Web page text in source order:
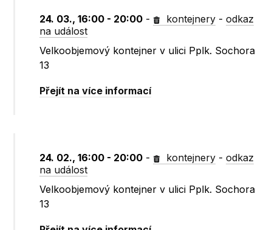
24. 03., 16:00 - 20:00 - kontejnery -odkaz
na událost
Velkoobjemový kontejner v ulici Pplk. Sochora
13
Přejít na více informací
24. 02., 16:00 - 20:00 - kontejnery -odkaz
na událost
Velkoobjemový kontejner v ulici Pplk. Sochora
13